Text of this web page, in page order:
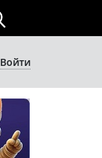
Войти